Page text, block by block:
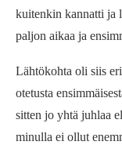
kuitenkin kannatti ja
paljon aikaa ja
Lähtökohta oli siis
otetusta
sitten jo yhtä juhlaa
minulla ei ollut